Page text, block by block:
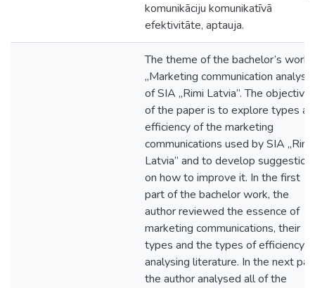
komunikāciju komunikatīvā
efektivitāte, aptauja.
The theme of the bachelor’s work
„Marketing communication analysis
of SIA „Rimi Latvia”. The objective
of the paper is to explore types
efficiency of the marketing
communications used by SIA „Rimi
Latvia” and to develop
on how to improve it. In the first
part of the bachelor work, the
author reviewed the essence of
marketing communications, their
types and the types of efficiency
analysing literature. In the next
the author analysed all of the